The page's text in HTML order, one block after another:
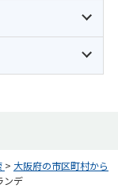
> 大阪府の市区町村から
ンデ